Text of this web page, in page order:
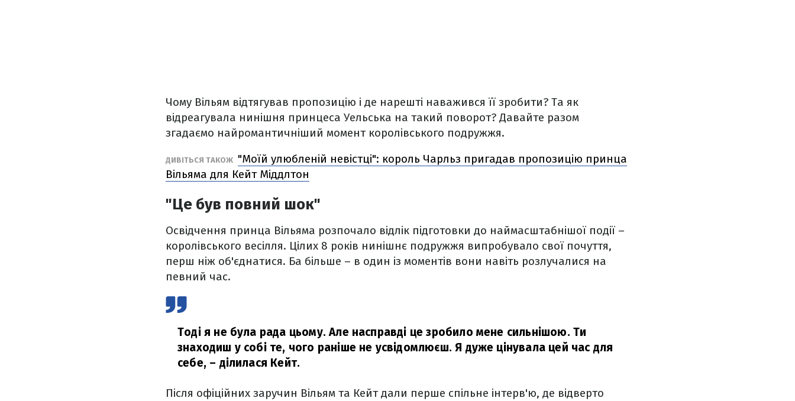
Чому Вільям відтягував пропозицію і де нарешті наважився її зробити? Та як
відреагувала нинішня принцеса Уельська на такий поворот? Давайте разом
згадаємо найромантичніший момент королівського подружжя.
ДИВІТЬСЯ ТАКОЖ "Моїй улюбленій невістці": король Чарльз пригадав пропозицію принца
Вільяма для Кейт Міддлтон
"Це був повний шок"
Освідчення принца Вільяма розпочало відлік підготовки до наймасштабнішої події –
королівського весілля. Цілих 8 років нинішнє подружжя випробувало свої почуття,
перш ніж об'єднатися. Ба більше – в один із моментів вони навіть розлучалися на
певний час.
Тоді я не була рада цьому. Але насправді це зробило мене сильнішою. Ти
знаходиш у собі те, чого раніше не усвідомлюєш. Я дуже цінувала цей час для
себе, – ділилася Кейт.
Після офіційних заручин Вільям та Кейт дали перше спільне інтерв'ю, де відверто